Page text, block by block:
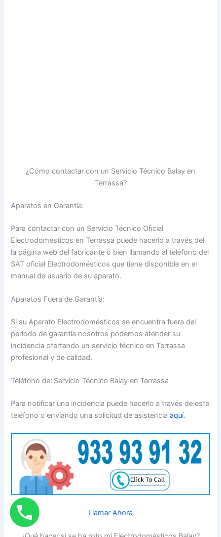
¿Cómo contactar con un Servicio Técnico Balay en
Terrassa?
Aparatos en Garantía:
Para contactar con un Servicio Técnico Oficial
Electrodomésticos en Terrassa puede hacerlo a través del
la página web del fabricante o bien llamando al teléfono del
SAT oficial Electrodomésticos que tiene disponible en el
manual de usuario de su aparato.
Aparatos Fuera de Garantía:
Si su Aparato Electrodomésticos se encuentra fuera del
periodo de garantía nosotros podemos atender su
incidencia ofertando un servicio técnico en Terrassa
profesional y de calidad.
Teléfono del Servicio Técnico Balay en Terrassa
Para notificar una incidencia puede hacerlo a través de este
teléfono o enviando una solicitud de asistenciaaquí.
Llamar Ahora